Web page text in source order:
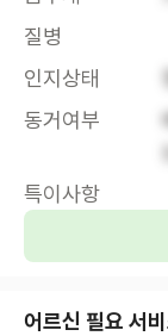
질병
인지상태
동거여부
특이사항
어르신 필요 서